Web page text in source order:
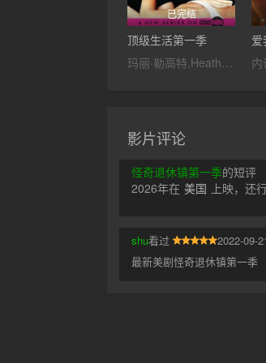
已完结
顶级生活第一季
玛丽·勒高特,Heather,Vandeven,克里斯塔·艾恩,Mia,Presley
爱
内
影片评论
怪奇退休镇第一季的短评
2026年在 美国 上映，还
shu看过
2022-09-
最新美剧怪奇退休镇第一季